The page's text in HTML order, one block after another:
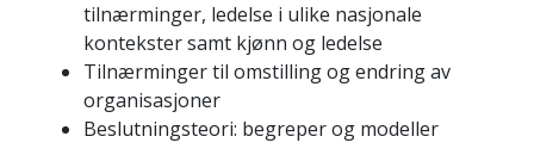
tilnærminger, ledelse i ulike nasjonale
kontekster samt kjønn og ledelse
Tilnærminger til omstilling og endring av
organisasjoner
Beslutningsteori: begreper og modeller